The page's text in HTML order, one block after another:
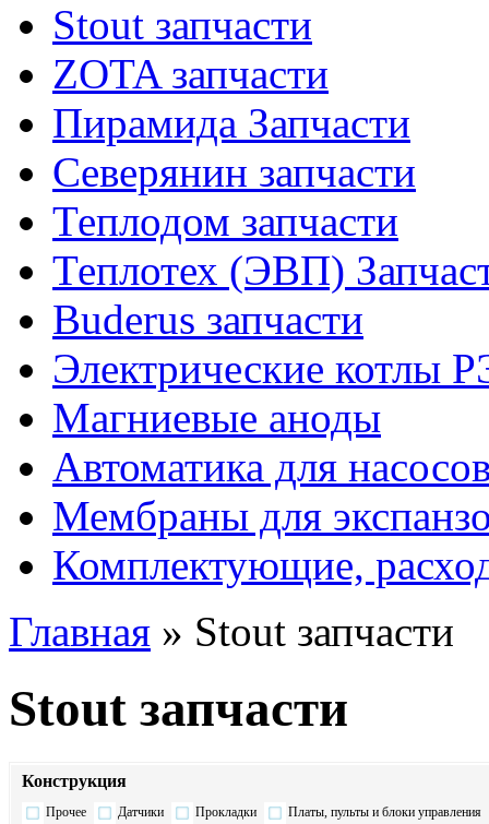
Stout запчасти
ZOTA запчасти
Пирамида Запчасти
Северянин запчасти
Теплодом запчасти
Теплотех (ЭВП)
Buderus запчасти
Электрические котлы
Магниевые аноды
Автоматика для
Мембраны для
Комплектующие,
Главная » Stout запчасти
Stout запчасти
Конструкция
Прочее Датчики Прокладки
Платы, пульты и блоки управления